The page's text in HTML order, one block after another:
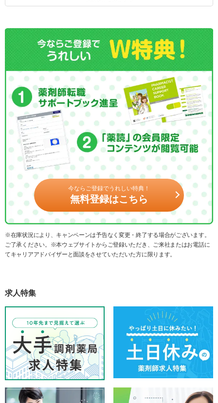
今ならご登録でうれしい特典！
無料登録はこちら
※在庫状況により、キャンペーンは予告なく変更・終了する場合がございます。
ご了承ください。※本ウェブサイトからご登録いただき、ご来社またはお電話に
てキャリアアドバイザーと面談をさせていただいた方に限ります。
求人特集